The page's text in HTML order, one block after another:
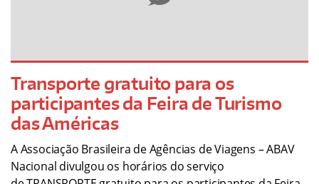
Transporte gratuito para os
participantes da Feira de Turismo
das Américas
A Associação Brasileira de Agências de Viagens – ABAV
Nacional divulgou os horários do serviço